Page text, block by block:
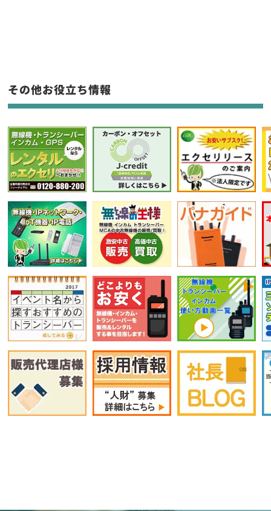
フリーワード入力(製品名等)
選択条件をリセット
その他お役立ち情報